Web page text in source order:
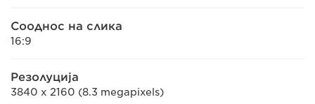
Сооднос на слика
16:9
Резолуција
3840 x 2160 (8.3 megapixels)